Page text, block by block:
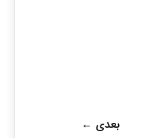
بعدی ←